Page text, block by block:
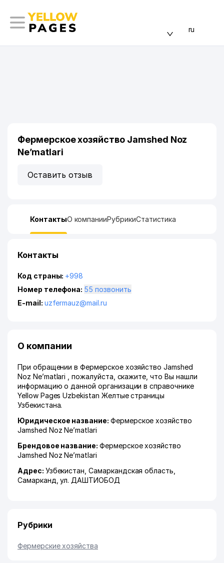
ru
Фермерское хозяйство Jamshed Noz
Ne’matlari
Оставить отзыв
КонтактыО компанииРубрикиСтатистика
Контакты
Код страны: +998
Номер телефона:
55 позвонить
E-mail: uzfermauz@mail.ru
О компании
При обращении в Фермерское хозяйство Jamshed
Noz Ne’matlari , пожалуйста, скажите, что Вы нашли
информацию о данной организации в справочнике
Yellow Pages Uzbekistan Желтые страницы
Узбекистана.
Юридическое название: Фермерское хозяйство
Jamshed Noz Ne’matlari
Брендовое название: Фермерское хозяйство
Jamshed Noz Ne’matlari
Адрес: Узбекистан,Самаркандская область
Самарканд ,ул. ДАШТИОБОД
Рубрики
Фермерские хозяйства